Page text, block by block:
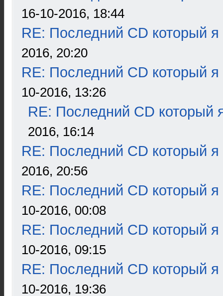
16-10-2016, 18:44
RE: Последний CD который я
2016, 20:20
RE: Последний CD который я
10-2016, 13:26
RE: Последний CD который
2016, 16:14
RE: Последний CD который я
2016, 20:56
RE: Последний CD который я
10-2016, 00:08
RE: Последний CD который я
10-2016, 09:15
RE: Последний CD который я
10-2016, 19:36